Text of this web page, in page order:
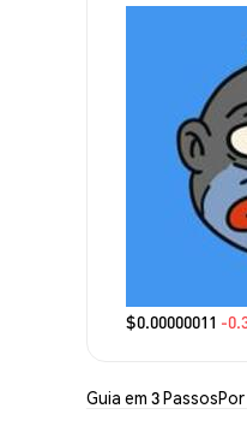
$0.00000011 -
Guia em 3 Passos